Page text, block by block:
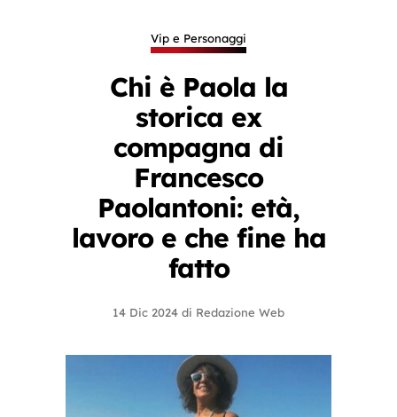
Vip e Personaggi
Chi è Paola la
storica ex
compagna di
Francesco
Paolantoni: età,
lavoro e che fine ha
fatto
14 Dic 2024 di Redazione Web